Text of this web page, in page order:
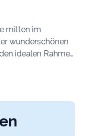
mitten im
wunderschönen
idealen Rahmen
und die
Bedürfnisse